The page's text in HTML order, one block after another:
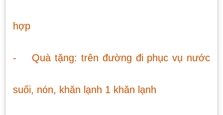
hợp
- Quà tặng: trên đường đi phục vụ nước
suối, nón, khăn lạnh 1 khăn lạnh